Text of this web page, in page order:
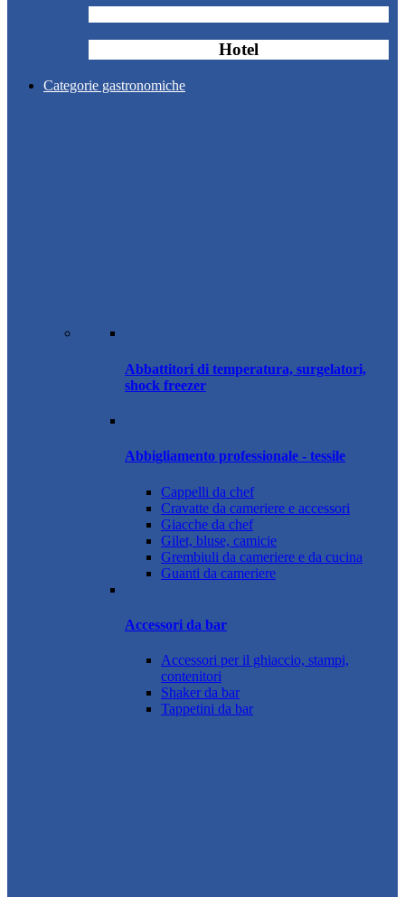
Hotel
Categorie gastronomiche
Abbattitori di temperatura, surgelatori,
shock freezer
Abbigliamento professionale - tessile
Cappelli da chef
Cravatte da cameriere e accessori
Giacche da chef
Gilet, bluse, camicie
Grembiuli da cameriere e da cucina
Guanti da cameriere
Accessori da bar
Accessori per il ghiaccio, stampi,
contenitori
Shaker da bar
Tappetini da bar